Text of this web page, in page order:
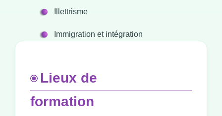
Illettrisme
Immigration et intégration
Lieux de
formation